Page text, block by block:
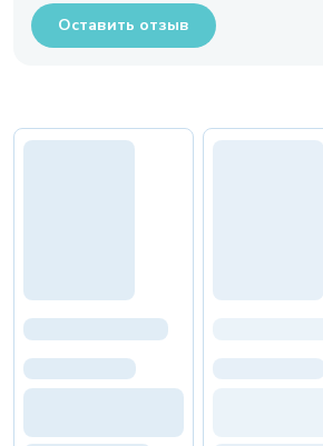
Оставить отзыв